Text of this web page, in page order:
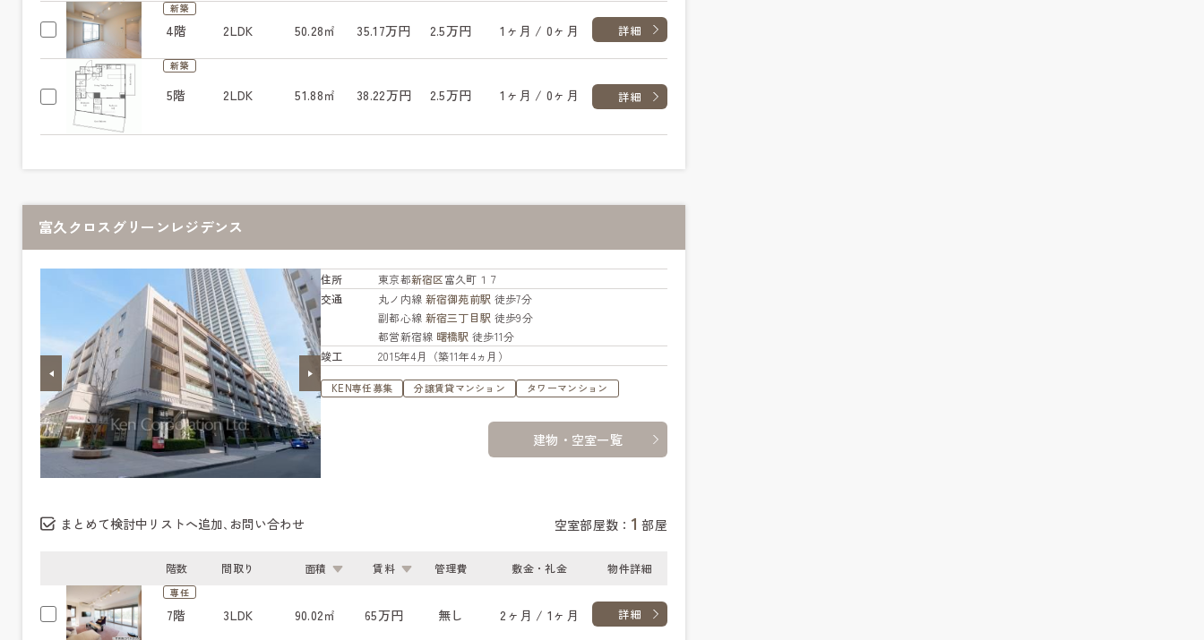
新築
詳細
4階 2LDK 50.28㎡ 35.17万円 2.5万円 1ヶ月 / 0ヶ月
新築
詳細
5階 2LDK 51.88㎡ 38.22万円 2.5万円 1ヶ月 / 0ヶ月
富久クロスグリーンレジデンス
住所 東京都新宿区富久町１７
交通
丸ノ内線 新宿御苑前駅 徒歩7分
副都心線 新宿三丁目駅 徒歩9分
都営新宿線 曙橋駅 徒歩11分
竣工
2015年4月（築11年4ヵ月）
KEN専任募集 分譲賃貸マンション タワーマンション
建物・空室一覧
まとめて検討中リストへ追加､お問い合わせ 空室部屋数： 1 部屋
階数 間取り 面積 賃料 管理費 敷金・礼金 物件詳細
専任
詳細
7階 3LDK 90.02㎡ 65万円 無し 2ヶ月 / 1ヶ月